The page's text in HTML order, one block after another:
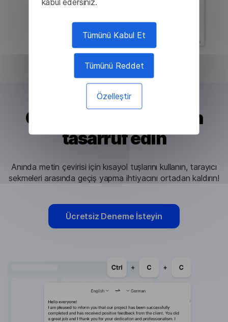
Tümünü Kabul Et
Tümünü Reddet
Özelleştir
Çevirilerde zamandan
tasarruf edin
Anında metin çevirisi için kısayol tuşlarını kullanın, tarayıcı
sekmeleri arasında geçiş yapma ihtiyacını ortadan kaldırın!
Ücretsiz Deneme İsteyin